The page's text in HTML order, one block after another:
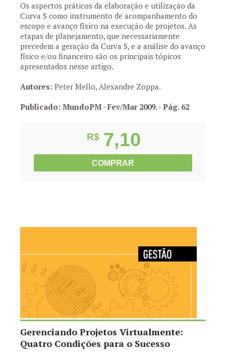
Os aspectos práticos da elaboração e utilização da
Curva S como instrumento de acompanhamento do
escopo e avanço físico na execução de projetos. As
etapas de planejamento, que necessariamente
precedem a geração da Curva S, e a análise do avanço
físico e/ou financeiro são os principais tópicos
apresentados nesse artigo.
Autores: Peter Mello, Alexandre Zoppa.
Publicado: MundoPM - Fev/Mar 2009.- Pág. 62
R$ 7,10
COMPRAR
Gerenciando Projetos Virtualmente:
Quatro Condições para o Sucesso